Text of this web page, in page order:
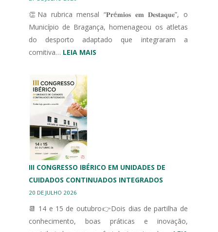
👏Na rubrica mensal “𝐏𝐫é𝐦𝐢𝐨𝐬 𝐞𝐦 𝐃𝐞𝐬𝐭𝐚𝐪𝐮𝐞”, o
Município de Bragança, homenageou os atletas
do desporto adaptado que integraram a
comitiva… LEIA MAIS:
III CONGRESSO IBÉRICO EM UNIDADES DE
CUIDADOS CONTINUADOS INTEGRADOS
20 DE JULHO 2026
📆 14 e 15 de outubro👉Dois dias de partilha de
conhecimento, boas práticas e inovação,